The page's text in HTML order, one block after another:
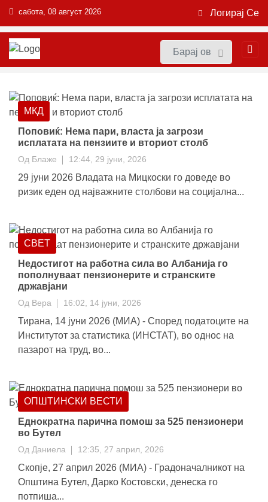
сабота, 08 август 2026 Логирај Се
МКД
Поповиќ: Нема пари, власта ја загрози
исплатата на пензиите и вториот столб
Од Блаже 12:44, 29 јуни, 2026
29 јуни 2026 Владата на Мицкоски го доведе во
ризик еден од најважните столбови на социјална...
СВЕТ
Недостигот на работна сила во Албанија го
пополнуваат пензионерите и странските
државјани
Од Вера 16:02, 14 јуни, 2026
Тирана, 14 јуни 2026 (МИА) - Според податоците на
Институтот за статистика (ИНСТАТ), во однос на
пазарот на труд, во...
ОПШТИНСКИ ВЕСТИ
Еднократна парична помош за 525 пензионери
во Бутел
Од Даниела 12:35, 27 април, 2026
Скопје, 27 април 2026 (МИА) - Градоначалникот на
Општина Бутел, Дарко Костовски, денеска го
потпиша...